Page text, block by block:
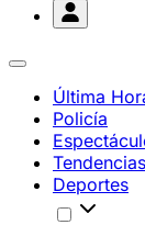
Última
Policía
Tendencias
Deportes